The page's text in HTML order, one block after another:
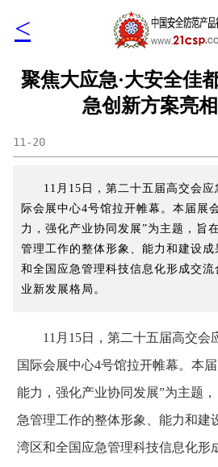
<
聚焦大应急·大安全佳
急创新方案亮
11-20
11月15日，第二十五届高交会
际会展中心4号馆拉开帷幕。本届展
力，强化产业协同发展”为主题，旨
管理工作的整体形象、能力和建设成
和全国应急管理科技信息化形成交
业新发展格局。
11月15日，第二十五届高交会
国际会展中心4号馆拉开帷幕。本
能力，强化产业协同发展”为主题
急管理工作的整体形象、能力和建
湾区和全国应急管理科技信息化形